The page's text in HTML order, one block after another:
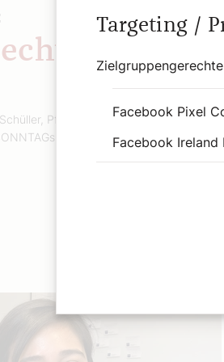
Pfarrer zwischen Weltethos und
Jause zu Gast.
Targeting /
Facebook Pixel
Facebook Ireland